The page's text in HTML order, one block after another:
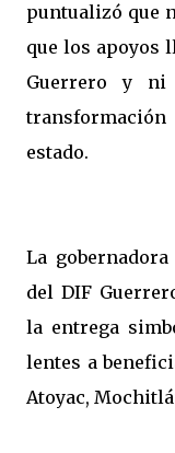
puntualizó que
que los apoyos
Guerrero y
estado.
La
del DIF
la entrega
lentes a
Atoyac,